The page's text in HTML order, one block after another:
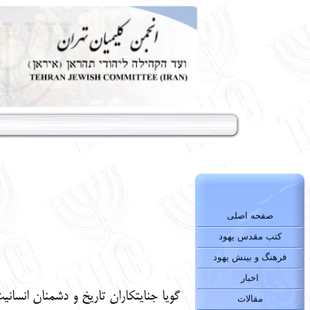
صفحه اصلی
کتب مقدس یهود
فرهنگ و بینش یهود
اخبار
مقالات
گویا جنایتکاران تاریخ و دشمنان